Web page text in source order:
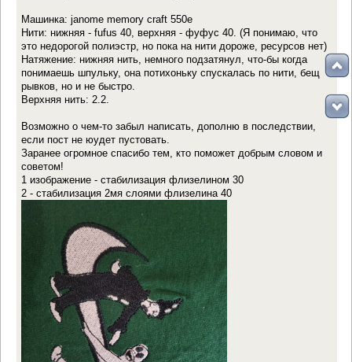
Машинка: janome memory craft 550e
Нити: нижняя - fufus 40, верхняя - фуфус 40. (Я понимаю, что
это недорогой полиэстр, но пока на нити дороже, ресурсов нет)
Натяжение: нижняя нить, немного подзатянул, что-бы когда
понимаешь шпульку, она потихоньку спускалась по нити, бещ
рывков, но и не быстро.
Верхняя нить: 2.2.
Возможно о чем-то забыл написать, дополню в последствии,
если пост не юудет пустовать.
Заранее огромное спасибо тем, кто поможет добрым словом и
советом!
1 изображение - стабилизация флизелином 30
2 - стабилизация 2мя слоями флизелина 40